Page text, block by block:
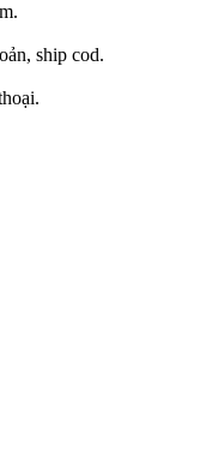
ship cod.